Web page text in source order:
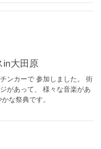
in大田原
ンカーで 参加しました。 街
があって、 様々な音楽があ
な祭典です。